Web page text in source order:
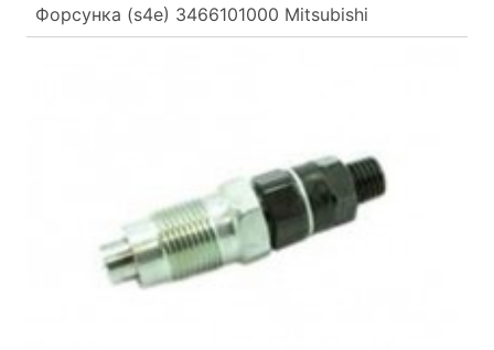
Форсунка (s4e) 3466101000 Mitsubishi